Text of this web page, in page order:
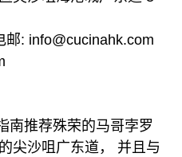
邮: info@cucinahk.com
南推荐殊荣的马哥孛罗
尖沙咀广东道， 并且与